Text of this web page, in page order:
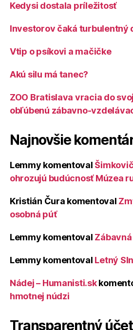
Kedysi dostala príležitosť
Investorov čaká turbulentný
Vtip o psíkovi a mačičke
Akú silu má tanec?
ZOO Bratislava vracia do
obľúbenú zábavno-
Najnovšie
Lemmy komentoval
ohrozujú budúcnosť Múzea
Kristián Čura komentoval
osobná púť
Lemmy komentoval
Lemmy komentoval Letný
Nádej – Humanisti.sk
hmotnej núdzi
Transparentný účet